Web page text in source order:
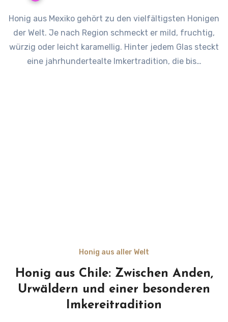
Honig aus Mexiko gehört zu den vielfältigsten Honigen
der Welt. Je nach Region schmeckt er mild, fruchtig,
würzig oder leicht karamellig. Hinter jedem Glas steckt
eine jahrhundertealte Imkertradition, die bis…
Honig aus aller Welt
Honig aus Chile: Zwischen Anden,
Urwäldern und einer besonderen
Imkereitradition